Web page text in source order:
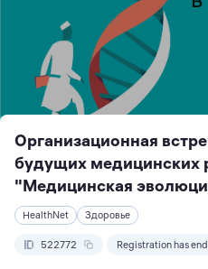
Организационная
будущих медицинских
"Медицинская
HealthNet Здоровье
522772 Registration has